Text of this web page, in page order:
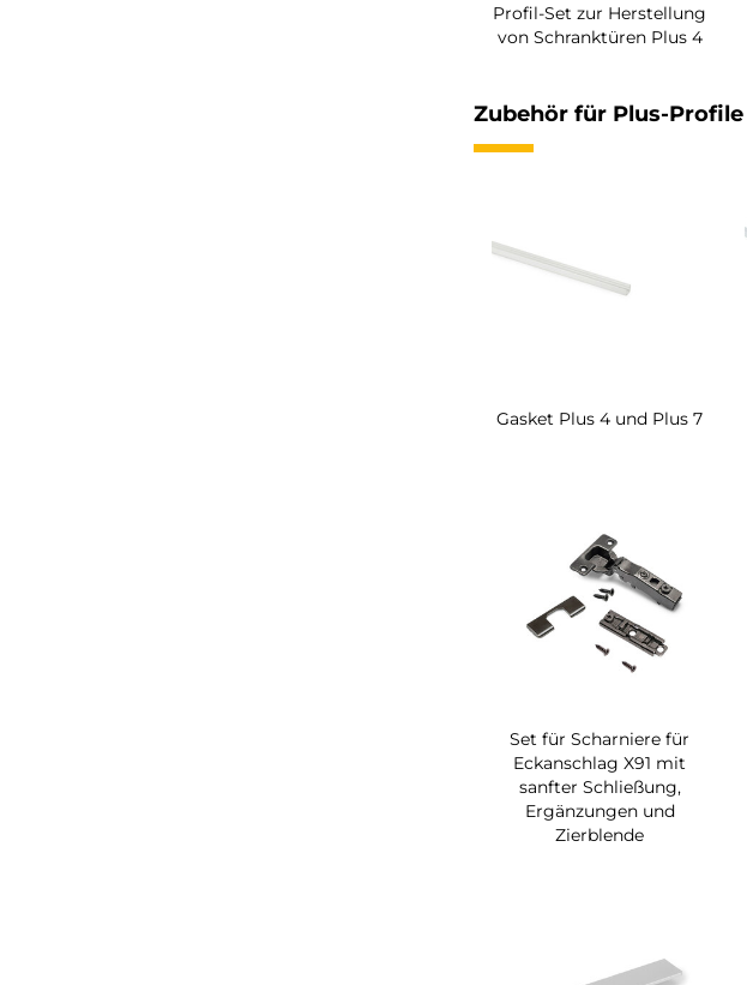
Profil-Set zur Herstellung
von Schranktüren Plus 4
Zubehör für Plus-Profile
Gasket Plus 4 und Plus 7
Set für Scharniere für
Eckanschlag X91 mit
sanfter Schließung,
Ergänzungen und
Zierblende